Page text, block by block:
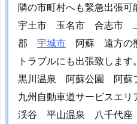
レ
鍵
修
理
工
事
例
隣の市町村へも緊急出張可
宇土市 玉名市 合志市
郡 宇城市 阿蘇 遠方の
トラブルにも出張致します。
黒川温泉 阿蘇公園 阿蘇
九州自動車道サービスエ
渓谷 平山温泉 八千代